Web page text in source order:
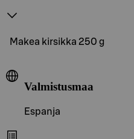
Makea kirsikka 250 g
Valmistusmaa
Espanja